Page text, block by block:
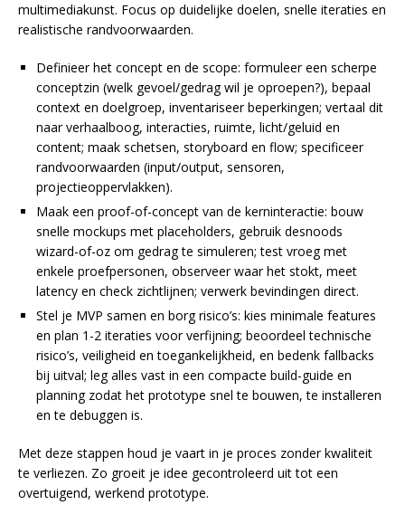
multimediakunst. Focus op duidelijke doelen, snelle iteraties en
realistische randvoorwaarden.
Definieer het concept en de scope: formuleer een scherpe
conceptzin (welk gevoel/gedrag wil je oproepen?), bepaal
context en doelgroep, inventariseer beperkingen; vertaal dit
naar verhaalboog, interacties, ruimte, licht/geluid en
content; maak schetsen, storyboard en flow; specificeer
randvoorwaarden (input/output, sensoren,
projectieoppervlakken).
Maak een proof-of-concept van de kerninteractie: bouw
snelle mockups met placeholders, gebruik desnoods
wizard-of-oz om gedrag te simuleren; test vroeg met
enkele proefpersonen, observeer waar het stokt, meet
latency en check zichtlijnen; verwerk bevindingen direct.
Stel je MVP samen en borg risico’s: kies minimale features
en plan 1-2 iteraties voor verfijning; beoordeel technische
risico’s, veiligheid en toegankelijkheid, en bedenk fallbacks
bij uitval; leg alles vast in een compacte build-guide en
planning zodat het prototype snel te bouwen, te installeren
en te debuggen is.
Met deze stappen houd je vaart in je proces zonder kwaliteit
te verliezen. Zo groeit je idee gecontroleerd uit tot een
overtuigend, werkend prototype.